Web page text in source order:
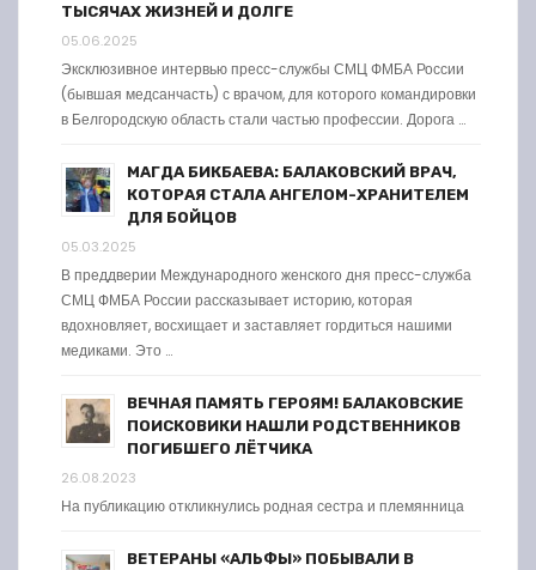
ТЫСЯЧАХ ЖИЗНЕЙ И ДОЛГЕ
05.06.2025
Эксклюзивное интервью пресс-службы СМЦ ФМБА России
(бывшая медсанчасть) с врачом, для которого командировки
в Белгородскую область стали частью профессии. Дорога …
МАГДА БИКБАЕВА: БАЛАКОВСКИЙ ВРАЧ,
КОТОРАЯ СТАЛА АНГЕЛОМ-ХРАНИТЕЛЕМ
ДЛЯ БОЙЦОВ
05.03.2025
В преддверии Международного женского дня пресс-служба
СМЦ ФМБА России рассказывает историю, которая
вдохновляет, восхищает и заставляет гордиться нашими
медиками. Это …
ВЕЧНАЯ ПАМЯТЬ ГЕРОЯМ! БАЛАКОВСКИЕ
ПОИСКОВИКИ НАШЛИ РОДСТВЕННИКОВ
ПОГИБШЕГО ЛЁТЧИКА
26.08.2023
На публикацию откликнулись родная сестра и племянница
ВЕТЕРАНЫ «АЛЬФЫ» ПОБЫВАЛИ В